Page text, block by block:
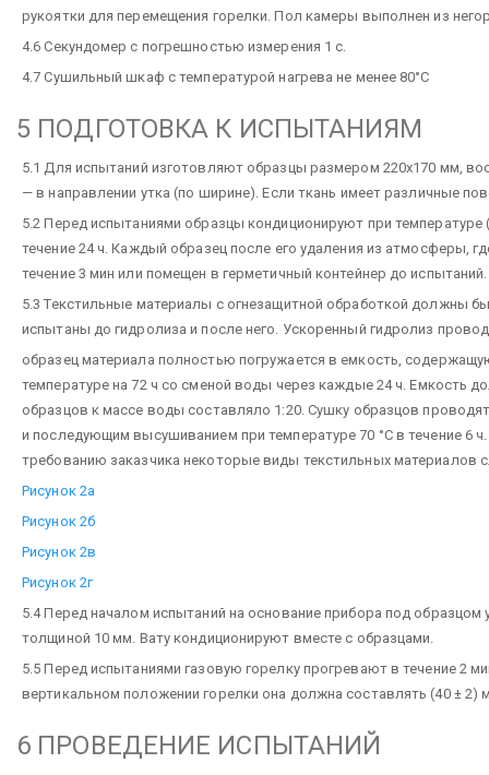
рукоятки для перемещения горелки. Пол камеры выполнен из
4.6 Секундомер с погрешностью измерения 1 с.
4.7 Сушильный шкаф с температурой нагрева не менее 80°С
5 ПОДГОТОВКА К ИСПЫТАНИЯМ
5.1 Для испытаний изготовляют образцы размером 220х170 мм,
— в направлении утка (по ширине). Если ткань имеет различные
5.2 Перед испытаниями образцы кондиционируют при температуре
течение 24 ч. Каждый образец после его удаления из атмосферы,
течение 3 мин или помещен в герметичный контейнер до испытаний.
5.3 Текстильные материалы с огнезащитной обработкой должны
испытаны до гидролиза и после него. Ускоренный гидролиз
образец материала полностью погружается в емкость,
температуре на 72 ч со сменой воды через каждые 24 ч. Емкость
образцов к массе воды составляло 1:20. Сушку образцов
и последующим высушиванием при температуре 70 °С в течение 6
требованию заказчика некоторые виды текстильных материалов
Рисунок 2a
Рисунок 2б
Рисунок 2в
Рисунок 2г
5.4 Перед началом испытаний на основание прибора под
толщиной 10 мм. Вату кондиционируют вместе с образцами.
5.5 Перед испытаниями газовую горелку прогревают в течение 2
вертикальном положении горелки она должна составлять (40 ± 2)
6 ПРОВЕДЕНИЕ ИСПЫТАНИЙ